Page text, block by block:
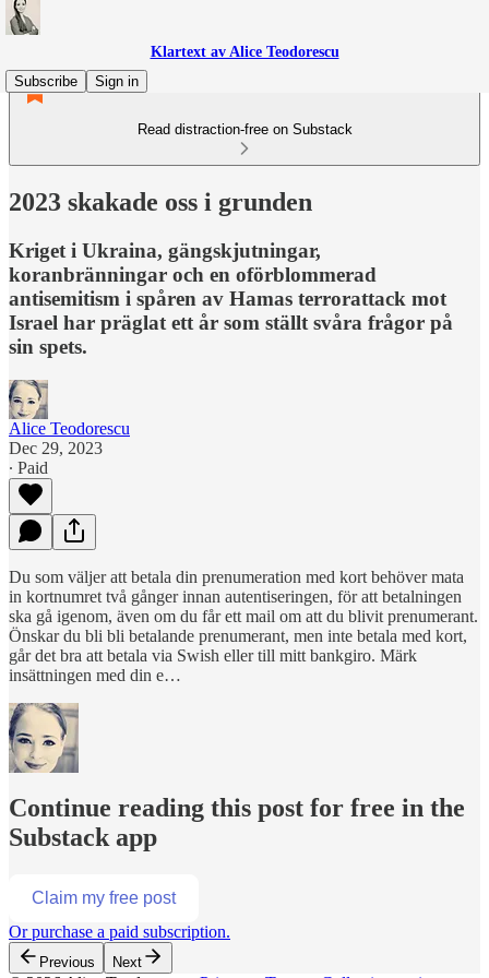
Klartext av Alice Teodorescu
Subscribe
Sign in
Read distraction-free on Substack
2023 skakade oss i grunden
Kriget i Ukraina, gängskjutningar,
koranbränningar och en oförblommerad
antisemitism i spåren av Hamas terrorattack mot
Israel har präglat ett år som ställt svåra frågor på
sin spets.
Alice Teodorescu
Dec 29, 2023
∙ Paid
Du som väljer att betala din prenumeration med kort behöver mata
in kortnumret två gånger innan autentiseringen, för att betalningen
ska gå igenom, även om du får ett mail om att du blivit prenumerant.
Önskar du bli bli betalande prenumerant, men inte betala med kort,
går det bra att betala via Swish eller till mitt bankgiro. Märk
insättningen med din e…
Continue reading this post for free in the
Substack app
Claim my free post
Or purchase a paid subscription.
Previous Next